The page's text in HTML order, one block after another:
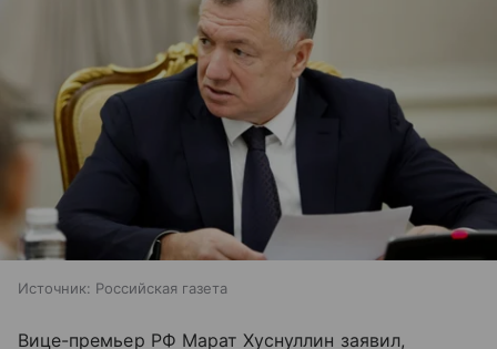
Источник: Российская газета
Вице-премьер РФ Марат Хуснуллин заявил,